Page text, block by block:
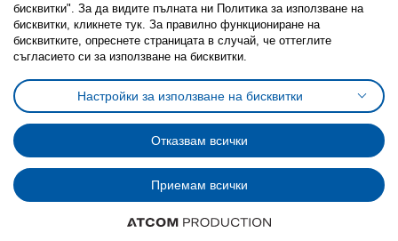
Политика за използване на бисквитки (Cookies)
Избор на настройки за използване на бисквитки
Условия за ползване на ikea.bgОбща политика за личните данни
Политика за защита на личните данни на ikea.bg
Общи условия на програма IKEA Family
Политика за защита на лични данни на програма IKEA Family
© Inter-IKEA Systems B.V. 1999 - 2025
бисквитки". За да видите пълната ни Политика за използване на
бисквитки, кликнете тук. За правилно функциониране на
бисквитките, опреснете страницата в случай, че оттеглите
съгласието си за използване на бисквитки.
Настройки за използване на бисквитки
Отказвам всички
Приемам всички